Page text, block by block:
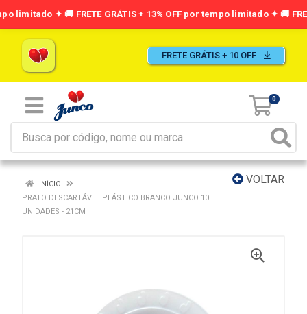
FRETE GRÁTIS + 10 OFF
0
VOLTAR
INÍCIO
PRATO DESCARTÁVEL PLÁSTICO BRANCO JUNCO 10
UNIDADES - 21CM